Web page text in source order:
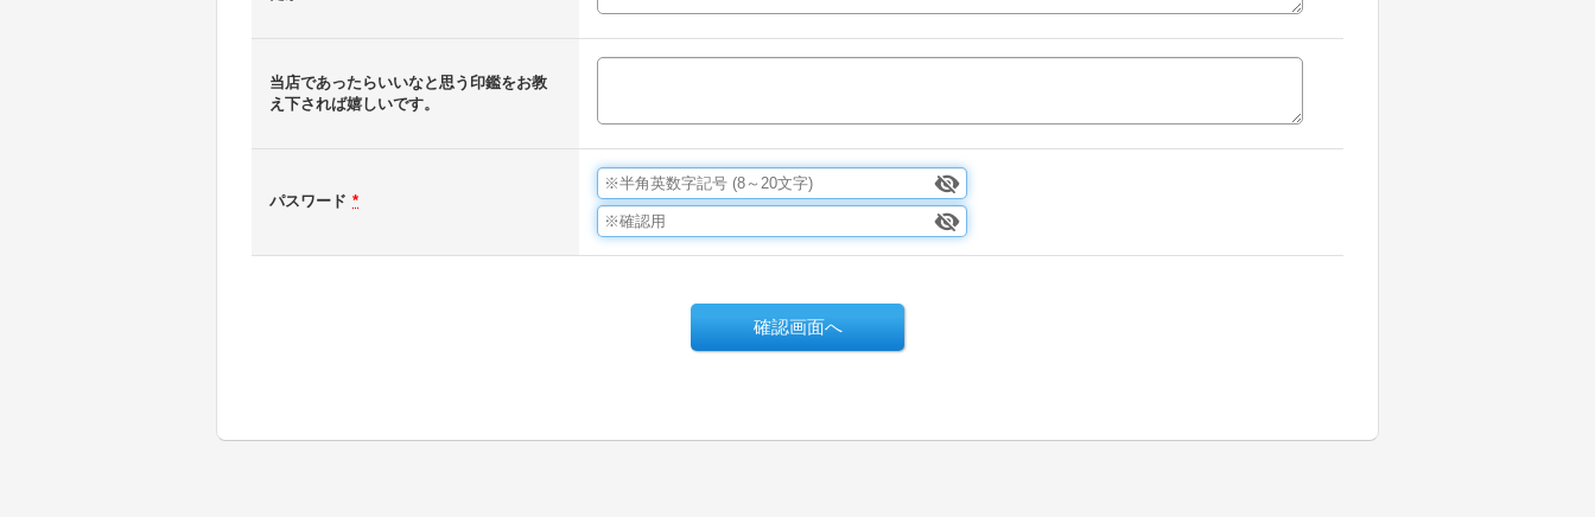
当店であったらいいなと思う印鑑をお教
え下されば嬉しいです。
パスワード *